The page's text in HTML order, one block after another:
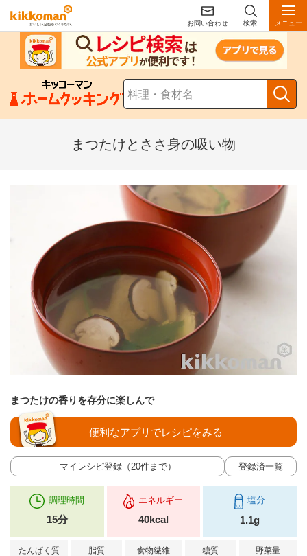
お問い合わせ 検索 メニュー
まつたけとささ身の吸い物
まつたけの香りを存分に楽しんで
マイレシピ登録（20件まで） 登録済一覧
便利なアプリでレシピをみる
調理時間
15分
エネルギー
40kcal
塩分
1.1g
たんぱく質 脂質 食物繊維 糖質 野菜量